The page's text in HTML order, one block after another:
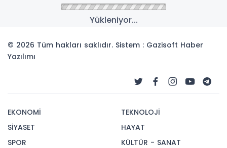
Yükleniyor...
© 2026 Tüm hakları saklıdır. Sistem : Gazisoft Haber
Yazılımı
EKONOMİ
SİYASET
SPOR
TEKNOLOJİ
HAYAT
KÜLTÜR - SANAT